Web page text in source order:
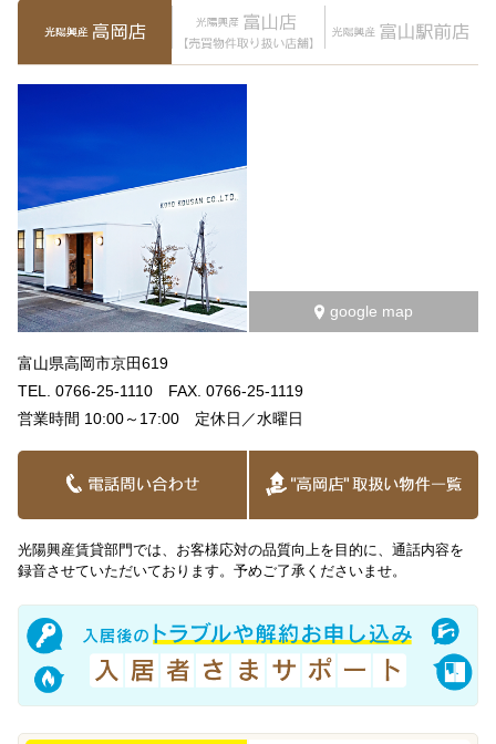
google map
富山県高岡市京田619
TEL. 0766-25-1110 FAX. 0766-25-1119
営業時間 10:00～17:00 定休日／水曜日
光陽興産賃貸部門では、お客様応対の品質向上を目的に、通話内容を
録音させていただいております。予めご了承くださいませ。